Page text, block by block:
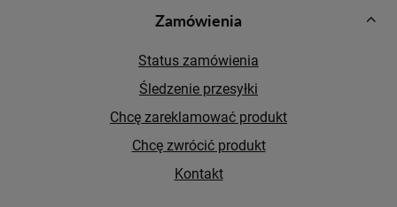
Zamówienia
Status zamówienia
Śledzenie przesyłki
Chcę zareklamować produkt
Chcę zwrócić produkt
Kontakt